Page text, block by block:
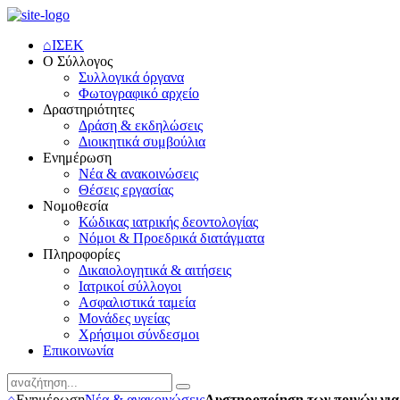
⌂ΙΣΕΚ
Ο Σύλλογος
Συλλογικά όργανα
Φωτογραφικό αρχείο
Δραστηριότητες
Δράση & εκδηλώσεις
Διοικητικά συμβούλια
Ενημέρωση
Νέα & ανακοινώσεις
Θέσεις εργασίας
Νομοθεσία
Κώδικας ιατρικής δεοντολογίας
Νόμοι & Προεδρικά διατάγματα
Πληροφορίες
Δικαιολογητικά & αιτήσεις
Ιατρικοί σύλλογοι
Ασφαλιστικά ταμεία
Μονάδες υγείας
Χρήσιμοι σύνδεσμοι
Επικοινωνία